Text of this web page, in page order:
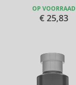
OP VOORRAAD
€ 25,83